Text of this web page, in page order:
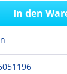
In den